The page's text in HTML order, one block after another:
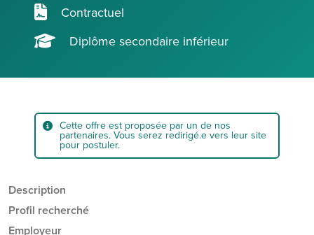
Contractuel
Diplôme secondaire inférieur
Cette offre est proposée par un de nos
partenaires. Vous serez redirigé.e vers leur site
pour postuler.
Description
Profil recherché
Employeur